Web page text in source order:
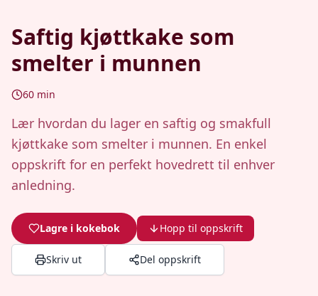
Saftig kjøttkake som
smelter i munnen
60 min
Lær hvordan du lager en saftig og smakfull
kjøttkake som smelter i munnen. En enkel
oppskrift for en perfekt hovedrett til enhver
anledning.
Lagre i kokebok Hopp til oppskrift
Skriv ut Del oppskrift